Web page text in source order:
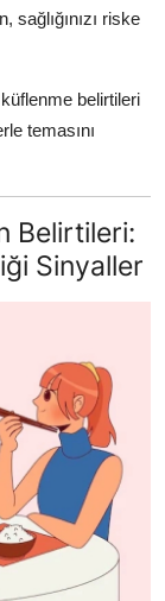
riske
küflenme belirtileri
temasını
Belirtileri:
Sinyaller